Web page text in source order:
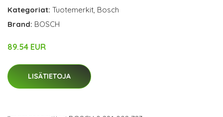
Kategoriat: Tuotemerkit, Bosch
Brand: BOSCH
89.54 EUR
LISÄTIETOJA